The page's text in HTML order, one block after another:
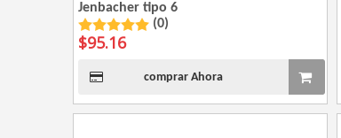
Jenbacher tipo 6
(0)
$95.16
comprar Ahora